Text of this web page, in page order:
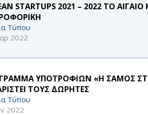
STARTUPS 2021 – 2022 ΤΟ
Τύπου
2022
ΥΠΟΤΡΟΦΙΩΝ «Η ΣΑΜΟΣ
ΤΟΥΣ ΔΩΡΗΤΕΣ
Τύπου
2022